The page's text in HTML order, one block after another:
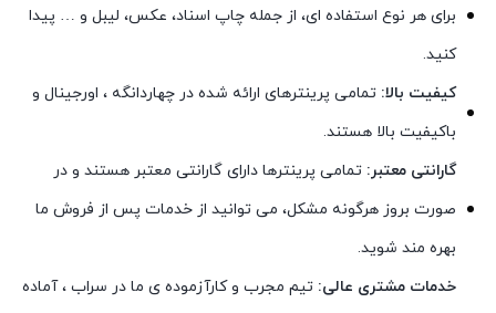
برای هر نوع استفاده ای، از جمله چاپ اسناد، عکس، لیبل و … پیدا
کنید.
کیفیت بالا: تمامی پرینترهای ارائه شده در چهاردانگه ، اورجینال و
باکیفیت بالا هستند.
گارانتی معتبر: تمامی پرینترها دارای گارانتی معتبر هستند و در
صورت بروز هرگونه مشکل، می توانید از خدمات پس از فروش ما
بهره مند شوید.
خدمات مشتری عالی: تیم مجرب و کارآزموده ی ما در سراب ، آماده